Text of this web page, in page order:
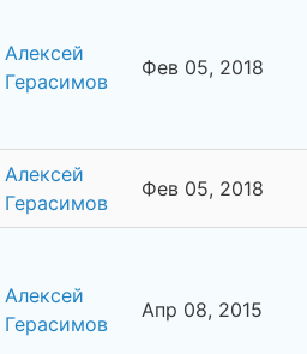
Алексей
Герасимов
Фев 05, 2018
Алексей
Герасимов
Фев 05, 2018
Алексей
Герасимов
Апр 08, 2015